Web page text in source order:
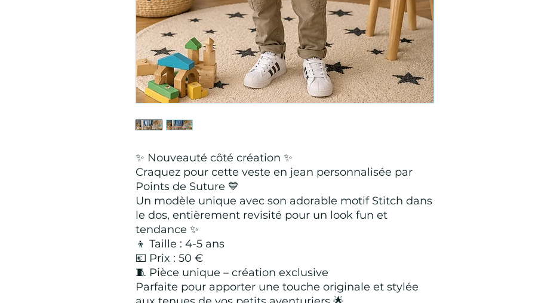
✨ Nouveauté côté création ✨
Craquez pour cette veste en jean personnalisée par
Points de Suture 💙
Un modèle unique avec son adorable motif Stitch dans
le dos, entièrement revisité pour un look fun et
tendance ✨
👦 Taille : 4-5 ans
💶 Prix : 50 €
🧵 Pièce unique – création exclusive
Parfaite pour apporter une touche originale et stylée